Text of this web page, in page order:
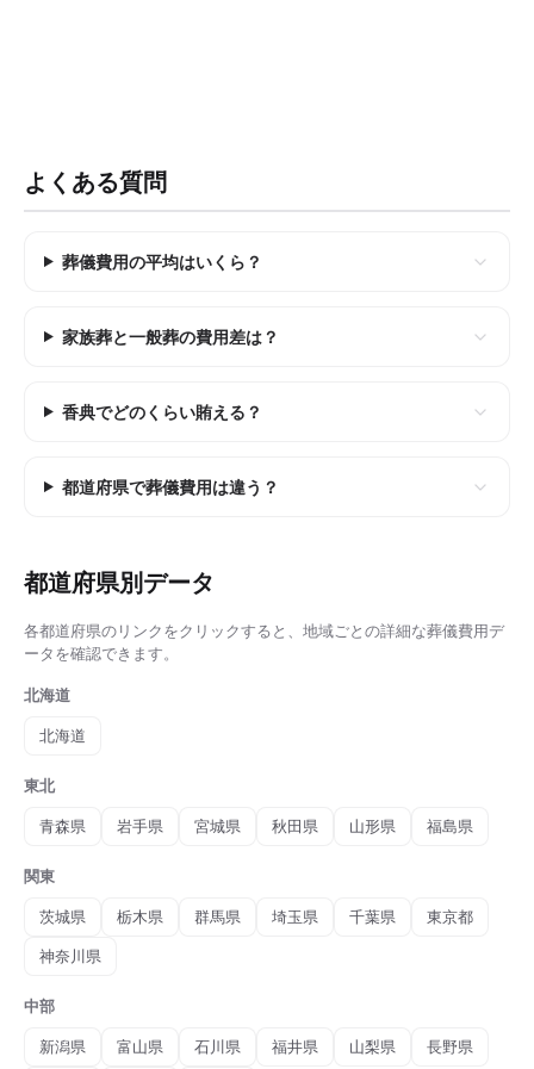
よくある質問
葬儀費用の平均はいくら？
家族葬と一般葬の費用差は？
香典でどのくらい賄える？
都道府県で葬儀費用は違う？
都道府県別データ
各都道府県のリンクをクリックすると、地域ごとの詳細な葬儀費用デ
ータを確認できます。
北海道
北海道
東北
青森県
岩手県 宮城県 秋田県 山形県 福島県
関東
茨城県
栃木県 群馬県 埼玉県 千葉県
東京都
神奈川県
中部
新潟県
富山県 石川県 福井県 山梨県 長野県